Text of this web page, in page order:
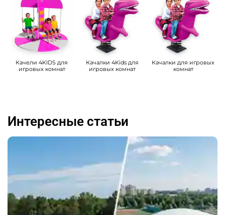
Качели 4KIDS для
игровых комнат
Качалки 4Kids для
игровых комнат
Качалки для игровых
комнат
Интересные статьи